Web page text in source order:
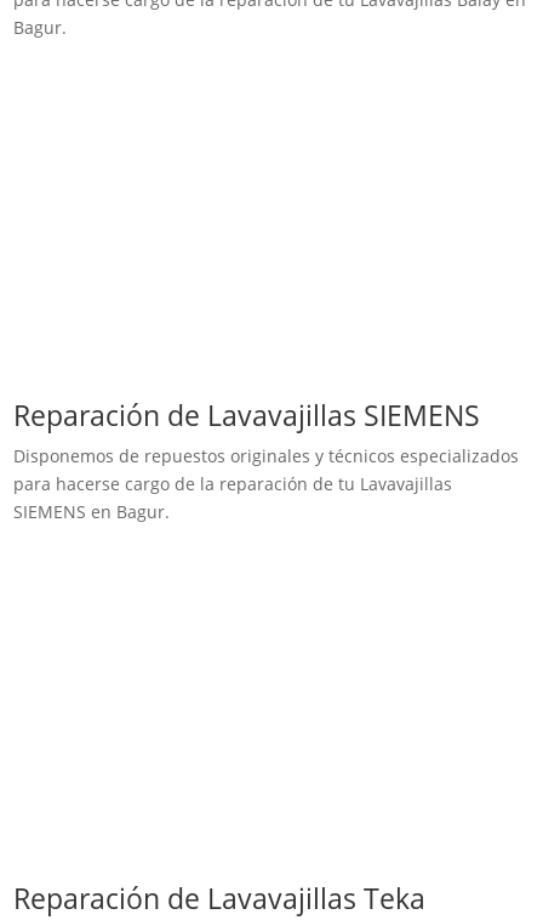
Bagur.
Reparación de Lavavajillas SIEMENS
Disponemos de repuestos originales y técnicos especializados
para hacerse cargo de la reparación de tu Lavavajillas
SIEMENS en Bagur.
Reparación de Lavavajillas Teka